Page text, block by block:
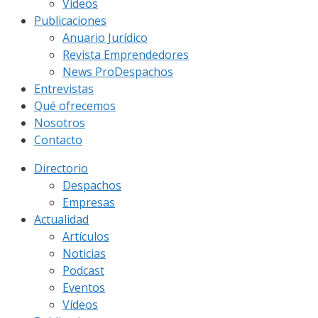
Vídeos
Publicaciones
Anuario Jurídico
Revista Emprendedores
News ProDespachos
Entrevistas
Qué ofrecemos
Nosotros
Contacto
Directorio
Despachos
Empresas
Actualidad
Artículos
Noticias
Podcast
Eventos
Vídeos